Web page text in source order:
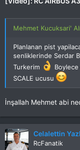
Mehmet Kucuksari'
Planlanan pist
senliklerinde Serdar
Turkerim
SCALE ucusu
İnşallah Mehmet abi
Celalettin
RcFanatik